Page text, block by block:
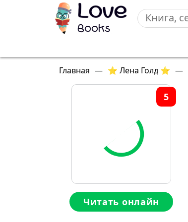
Главная — ⭐ Лена Голд ⭐ —
5
Читать онлайн